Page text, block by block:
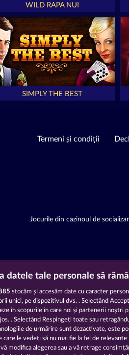
WILD RAPA NUI
SIMPLY THE BEST
Termeni și condiții
Jocurile din cazinoul de
datele tale personale să
stocăm și accesăm date cu caracter
unici, pe dispozitivul dvs. . Selectând
în scopurile în care noi și partenerii noștri
. Selectând Respingeți toate sau
de urmărire sunt dezactivate, este
care le vedeți să nu mai fie la fel de
modifica alegerea sau a vă retrage